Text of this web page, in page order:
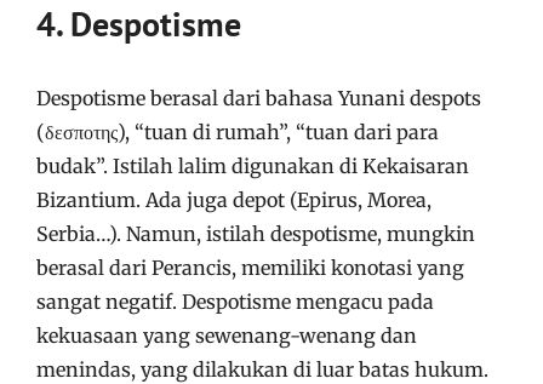
4. Despotisme
Despotisme berasal dari bahasa Yunani despots
(δεσποτης), “tuan di rumah”, “tuan dari para
budak”. Istilah lalim digunakan di Kekaisaran
Bizantium. Ada juga depot (Epirus, Morea,
Serbia…). Namun, istilah despotisme, mungkin
berasal dari Perancis, memiliki konotasi yang
sangat negatif. Despotisme mengacu pada
kekuasaan yang sewenang-wenang dan
menindas, yang dilakukan di luar batas hukum.